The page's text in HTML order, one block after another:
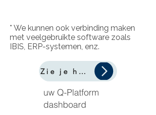
* We kunnen ook verbinding maken
met veelgebruikte software zoals
IBIS, ERP-systemen, enz.
Zie je hoe makkelijk dit is!
uw Q-Platform
dashboard